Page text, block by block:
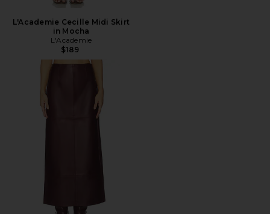
L'Academie Cecille Midi Skirt
in Mocha
L'Academie
$189